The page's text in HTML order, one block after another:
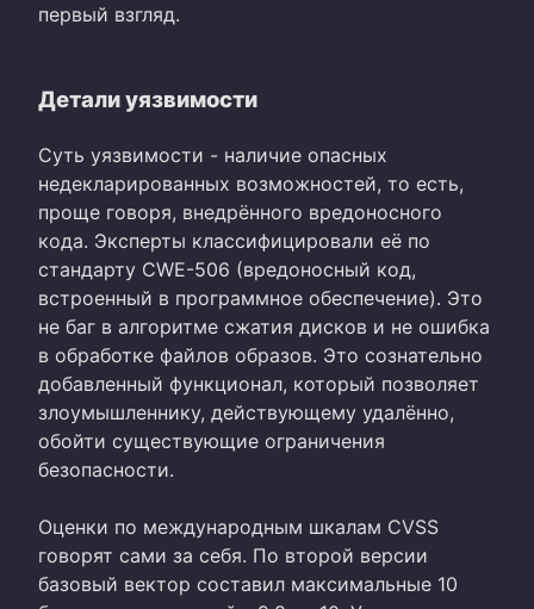
первый взгляд.
Детали уязвимости
Суть уязвимости - наличие опасных
недекларированных возможностей, то есть,
проще говоря, внедрённого вредоносного
кода. Эксперты классифицировали её по
стандарту CWE-506 (вредоносный код,
встроенный в программное обеспечение). Это
не баг в алгоритме сжатия дисков и не ошибка
в обработке файлов образов. Это сознательно
добавленный функционал, который позволяет
злоумышленнику, действующему удалённо,
обойти существующие ограничения
безопасности.
Оценки по международным шкалам CVSS
говорят сами за себя. По второй версии
базовый вектор составил максимальные 10